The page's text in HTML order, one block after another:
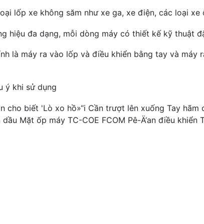
lốp xe không săm như xe ga, xe điện, các loại
hiệu đa dạng, mỗi dòng máy có thiết kế kỹ thuật
là máy ra vào lốp và điều khiển bằng tay và
ý khi sử dụng